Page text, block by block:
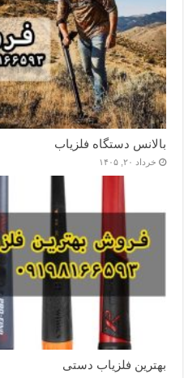
بالانس دستگاه فلزیاب
خرداد ۲۰, ۱۴۰۵
بهترین فلزیاب دستی